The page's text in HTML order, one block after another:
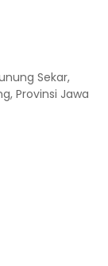
Sekar,
Provinsi Jawa